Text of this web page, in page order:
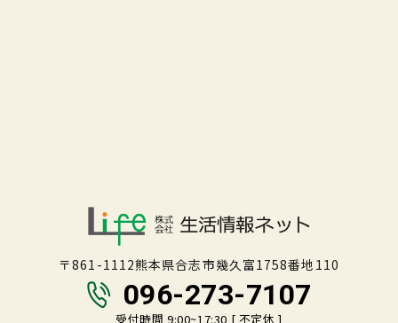
〒861-1112熊本県合志市幾久富1758番地110
096-273-7107
受付時間 9:00~17:30 [ 不定休 ]